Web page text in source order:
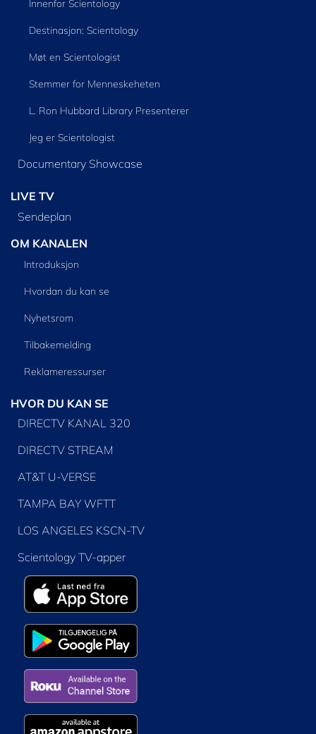
Innenfor Scientology
Destinasjon: Scientology
Møt en Scientologist
Stemmer for Menneskeheten
L. Ron Hubbard Library Presenterer
Jeg er Scientologist
Documentary Showcase
LIVE TV
Sendeplan
OM KANALEN
Introduksjon
Hvordan du kan se
Nyhetsrom
Tilbakemelding
Reklameressurser
HVOR DU KAN SE
DIRECTV KANAL 320
DIRECTV STREAM
AT&T U-VERSE
TAMPA BAY WFTT
LOS ANGELES KSCN-TV
Scientology TV-apper